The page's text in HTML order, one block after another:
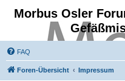
Morbus Osler
FAQ
Foren-Übersicht Impressum